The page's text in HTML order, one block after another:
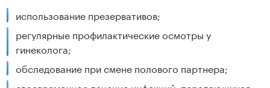
использование презервативов;
регулярные профилактические осмотры у
гинеколога;
обследование при смене полового партнера;